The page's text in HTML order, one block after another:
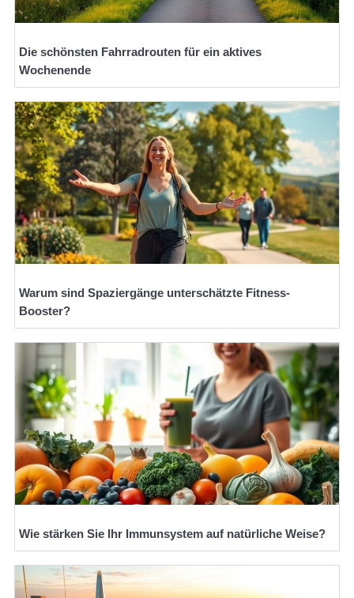
Die schönsten Fahrradrouten für ein aktives
Wochenende
Warum sind Spaziergänge unterschätzte Fitness-
Booster?
Wie stärken Sie Ihr Immunsystem auf natürliche Weise?